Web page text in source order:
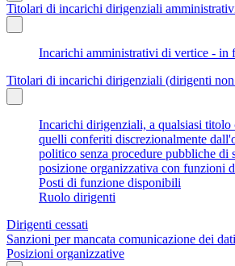
Titolari di incarichi dirigenziali
Incarichi amministrativi di vertice - in
Titolari di incarichi dirigenziali (dirigenti
Incarichi dirigenziali, a qualsiasi
quelli conferiti discrezionalmente
politico senza procedure pubbliche di
posizione organizzativa con funzioni
Posti di funzione disponibili
Ruolo dirigenti
Dirigenti cessati
Sanzioni per mancata comunicazione dei dati
Posizioni organizzative